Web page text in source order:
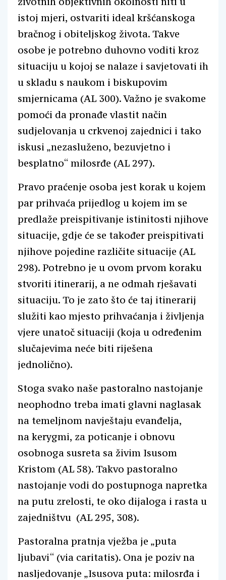
istoj mjeri, ostvariti ideal kršćanskoga
bračnog i obiteljskog života. Takve
osobe je potrebno duhovno voditi kroz
situaciju u kojoj se nalaze i savjetovati ih
u skladu s naukom i biskupovim
smjernicama (AL 300). Važno je svakome
pomoći da pronađe vlastit način
sudjelovanja u crkvenoj zajednici i tako
iskusi „nezasluženo, bezuvjetno i
besplatno“ milosrđe (AL 297).
Pravo praćenje osoba jest korak u kojem
par prihvaća prijedlog u kojem im se
predlaže preispitivanje istinitosti njihove
situacije, gdje će se također preispitivati
njihove pojedine različite situacije (AL
298). Potrebno je u ovom prvom koraku
stvoriti itinerarij, a ne odmah rješavati
situaciju. To je zato što će taj itinerarij
služiti kao mjesto prihvaćanja i življenja
vjere unatoč situaciji (koja u određenim
slučajevima neće biti riješena
jednolično).
Stoga svako naše pastoralno nastojanje
neophodno treba imati glavni naglasak
na temeljnom navještaju evanđelja,
na kerygmi, za poticanje i obnovu
osobnoga susreta sa živim Isusom
Kristom (AL 58). Takvo pastoralno
nastojanje vodi do postupnoga napretka
na putu zrelosti, te oko dijaloga i rasta u
zajedništvu (AL 295, 308).
Pastoralna pratnja vježba je „puta
ljubavi“ (via caritatis). Ona je poziv na
nasljedovanje „Isusova puta: milosrđa i